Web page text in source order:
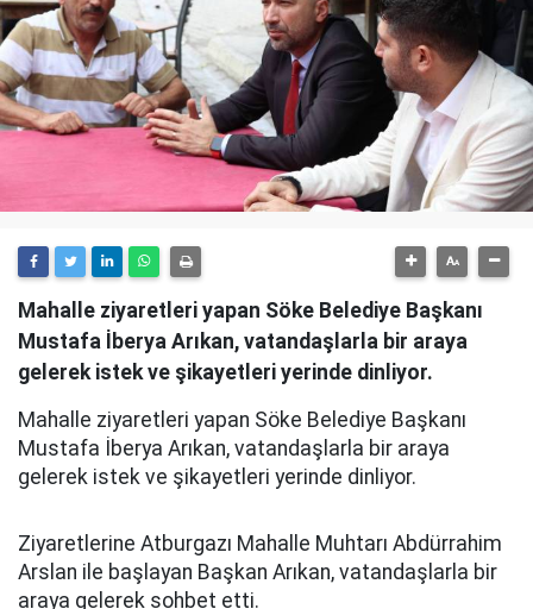
Mahalle ziyaretleri yapan Söke Belediye Başkanı
Mustafa İberya Arıkan, vatandaşlarla bir araya
gelerek istek ve şikayetleri yerinde dinliyor.
Mahalle ziyaretleri yapan Söke Belediye Başkanı
Mustafa İberya Arıkan, vatandaşlarla bir araya
gelerek istek ve şikayetleri yerinde dinliyor.
Ziyaretlerine Atburgazı Mahalle Muhtarı Abdürrahim
Arslan ile başlayan Başkan Arıkan, vatandaşlarla bir
araya gelerek sohbet etti.